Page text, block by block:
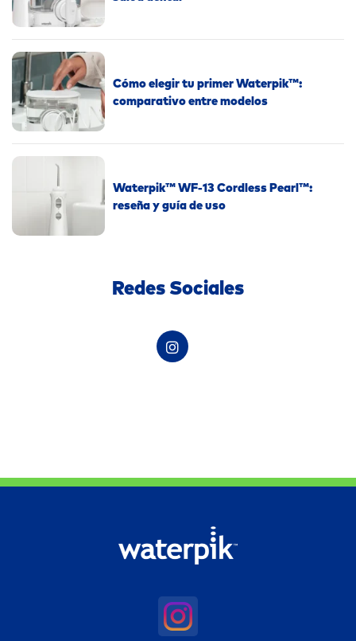
Cómo elegir tu primer Waterpik™:
comparativo entre modelos
Waterpik™ WF-13 Cordless Pearl™:
reseña y guía de uso
Redes Sociales